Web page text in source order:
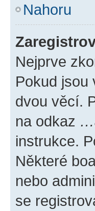
Nahoru
Nejprve
Pokud jsou
dvou věcí.
na odkaz
instrukce.
Některé
nebo
se